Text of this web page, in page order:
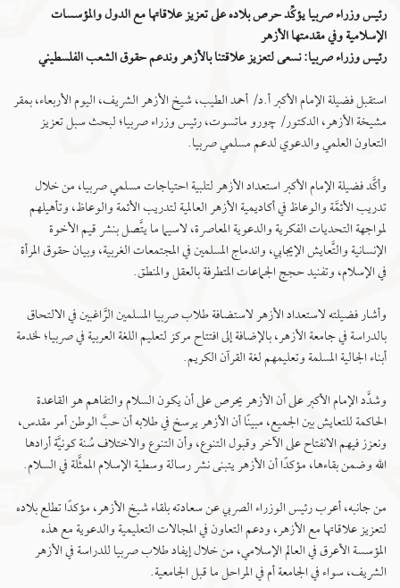
رئيس وزراء صربيا يؤكِّد حرص بلاده على تعزيز علاقاتها مع الدول والمؤسسات
الإسلامية وفي مقدمتها الأزهر
رئيس وزراء صربيا: نسعى لتعزيز علاقتنا بالأزهر وندعم حقوق الشعب الفلسطيني
استقبل فضيلة الإمام الأكبر أ.د/ أحمد الطيب، شيخ الأزهر الشريف، اليوم الأربعاء، بمقر
مشيخة الأزهر، الدكتور/ ﭼورو ماتسوت، رئيس وزراء صربيا؛ لبحث سبل تعزيز
التعاون العلمي والدعوي لدعم مسلمي صربيا.
وأكَّد فضيلة الإمام الأكبر استعداد الأزهر لتلبية احتياجات مسلمي صربيا، من خلال
تدريب الأئمَّة والوعاظ في أكاديمية الأزهر العالمية لتدريب الأئمة والوعاظ، وتأهيلهم
لمواجهة التحديات الفكرية والدعوية المعاصرة، لاسيما ما يتَّصل بنشر قيم الأخوة
الإنسانية والتَّعايش الإيجابي، واندماج المسلمين في المجتمعات الغربية، وبيان حقوق المرأة
في الإسلام، وتفنيد حجج الجماعات المتطرفة بالعقل والمنطق.
وأشار فضيلته لاستعداد الأزهر لاستضافة طلاب صربيا المسلمين الرَّاغبين في الالتحاق
بالدراسة في جامعة الأزهر، بالإضافة إلى افتتاح مركز لتعليم اللغة العربية في صربيا؛ لخدمة
أبناء الجالية المسلمة وتعليمهم لغة القرآن الكريم.
وشدَّد الإمام الأكبر على أن الأزهر يحرص على أن يكون السلام والتفاهم هو القاعدة
الحاكمة للتعايش بين الجميع، مبينًا أن الأزهر يرسخ في طلابه أن حبَّ الوطن أمر مقدس،
ونعزز فيهم الانفتاح على الآخر وقبول التنوع، وأن التنوع والاختلاف سُنة كونيَّة أرادها
الله وضمن بقاءها، مؤكدًا أن الأزهر يتبنى نشر رسالة وسطية الإسلام الممثَّلة في السلام.
من جانبه، أعرب رئيس الوزراء الصربي عن سعادته بلقاء شيخ الأزهر، مؤكدًا تطلع بلاده
لتعزيز علاقاتها مع الأزهر، ودعم التعاون في المجالات التعليمية والدعوية مع هذه
المؤسسة الأعرق في العالم الإسلامي، من خلال إيفاد طلاب صربيا للدراسة في الأزهر
الشريف، سواء في الجامعة أم في المراحل ما قبل الجامعية.